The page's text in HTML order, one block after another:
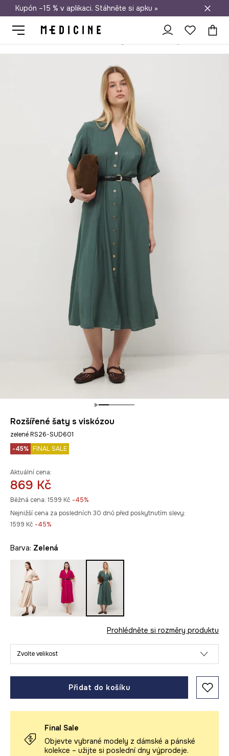
Doprava zdarma při nákupu nad 1 200 Kč
Kupón –15 % v aplikaci. Stáhněte si apku »
Rozšířené šaty s viskózou
zelené RS26-SUD601
-45% FINAL SALE
Aktuální cena:
869 Kč
Běžná cena: 1599 Kč -45%
Nejnižší cena za posledních 30 dnů před poskytnutím slevy:
1599 Kč -45%
Barva: zelená
Prohlédněte si rozměry produktu
Zvolte velikost
Přidat do košíku
Final Sale
Objevte vybrané modely z dámské a pánské
kolekce – užijte si poslední dny výprodeje.